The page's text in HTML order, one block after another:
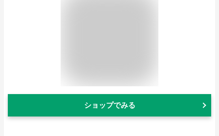
ショップでみる